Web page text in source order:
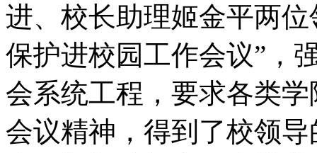
进、校长助理姬金平两
保护进校园工作会议”，
会系统工程，要求各类
会议精神，得到了校领